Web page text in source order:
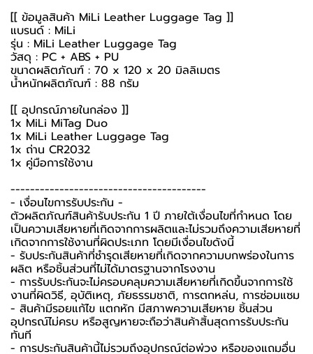
[[ ข้อมูลสินค้า MiLi Leather Luggage Tag ]]
แบรนด์ : MiLi
รุ่น : MiLi Leather Luggage Tag
วัสดุ : PC + ABS + PU
ขนาดผลิตภัณฑ์ : 70 x 120 x 20 มิลลิเมตร
น้ำหนักผลิตภัณฑ์ : 88 กรัม
[[ อุปกรณ์ภายในกล่อง ]]
1x MiLi MiTag Duo
1x MiLi Leather Luggage Tag
1x ถ่าน CR2032
1x คู่มือการใช้งาน
----------------------------------------
-️ เงื่อนไขการรับประกัน -️
ตัวผลิตภัณฑ์สินค้ารับประกัน 1 ปี ภายใต้เงื่อนไขที่กำหนด โดย
เป็นความเสียหายที่เกิดจากการผลิตและไม่รวมถึงความเสียหายที่
เกิดจากการใช้งานที่ผิดประเภท โดยมีเงื่อนไขดังนี้
- รับประกันสินค้าที่ชำรุดเสียหายที่เกิดจากความบกพร่องในการ
ผลิต หรือชิ้นส่วนที่ไม่ได้มาตรฐานจากโรงงาน
- การรับประกันจะไม่ครอบคลุมความเสียหายที่เกิดขึ้นจากการใช้
งานที่ผิดวิธี, อุบัติเหตุ, ภัยธรรมชาติ, การตกหล่น, การซ่อมแซม
- สินค้ามีรอยแก้ไข แตกหัก มีสภาพความเสียหาย ชิ้นส่วน
อุปกรณ์ไม่ครบ หรือสูญหายจะถือว่าสินค้าสิ้นสุดการรับประกัน
ทันที
- การประกันสินค้านี้ไม่รวมถึงอุปกรณ์ต่อพ่วง หรือของแถมอื่น